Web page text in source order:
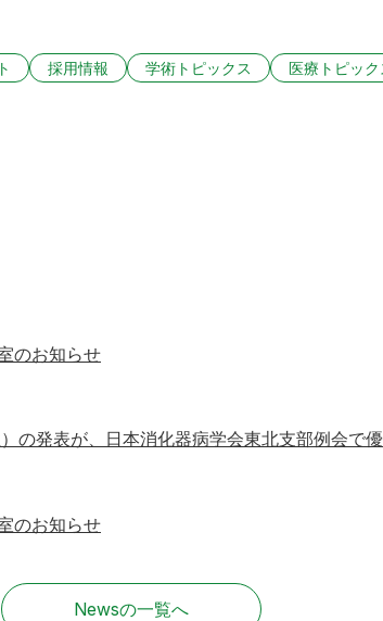
採用情報 学術トピックス 医療トピック
のお知らせ
の発表が、日本消化器病学会東北支部例会で
のお知らせ
Newsの一覧へ